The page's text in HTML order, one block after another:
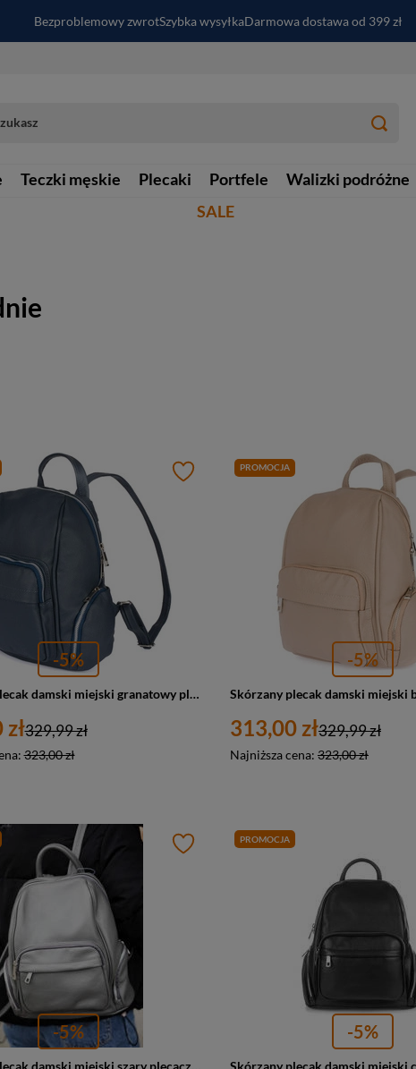
Bezproblemowy zwrotSzybka wysyłkaDarmowa dostawa od 399 zł
Teczki męskie Plecaki Portfele Walizki podróżne
SALE
-5%
Skórzany plecak damski miejski granatowy plecaczek - Vera Pelle U21
323,00 zł
329,99 zł
PROMOCJA
-5%
313,00 zł
Najniższa cena: 323,00 zł
329,99 zł
-5%
Skórzany plecak damski miejski szary plecaczek Vera Pelle U21
PROMOCJA
-5%